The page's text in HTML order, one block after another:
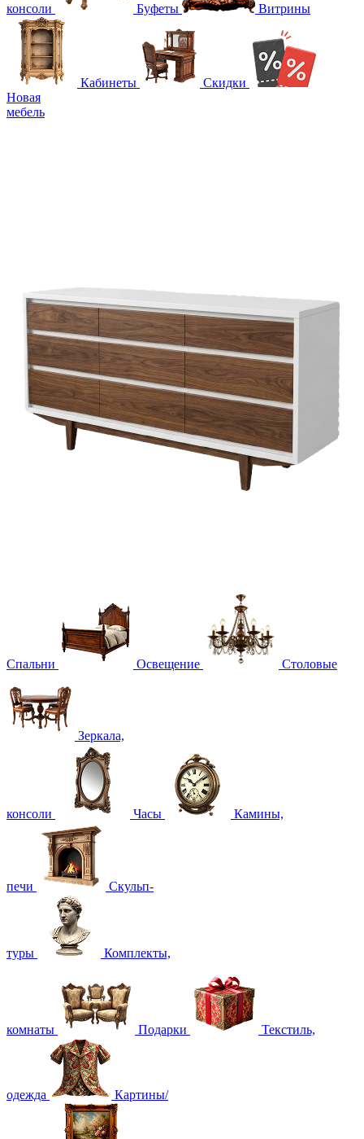
консоли Буфеты Витрины
Кабинеты
Скидки
Новая
мебель
Спальни Освещение Столовые
Зеркала,
консоли Часы Камины,
печи Скульп-
туры Комплекты,
комнаты Подарки Текстиль,
одежда Картины/